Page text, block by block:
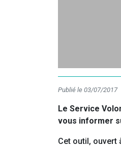
Publié le 03/07/2017
Le Service
vous informer
Cet outil, ouvert